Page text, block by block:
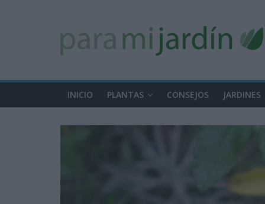
INICIO PLANTAS CONSEJOS JARDINES